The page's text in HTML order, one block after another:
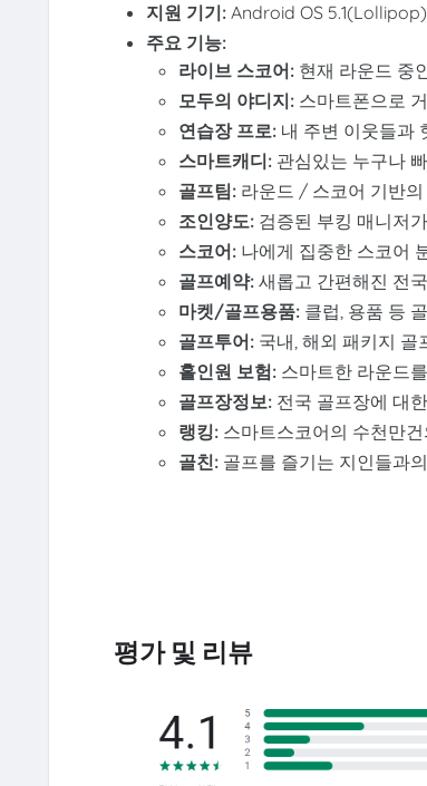
지원 기기: Android OS
주요 기능:
라이브 스코어: 현재 라운드 중
모두의 야디지: 스마트폰으로
연습장 프로: 내 주변 이웃들과
스마트캐디: 관심있는 누구나
골프팀: 라운드 / 스코어 기반
조인양도: 검증된 부킹 매니저
스코어: 나에게 집중한 스코어
골프예약: 새롭고 간편해진 전
마켓/골프용품: 클럽, 용품 등
골프투어: 국내, 해외 패키지 골
홀인원 보험: 스마트한 라운드
골프장정보: 전국 골프장에 대
랭킹: 스마트스코어의 수천만
골친: 골프를 즐기는 지인들과
평가 및 리뷰